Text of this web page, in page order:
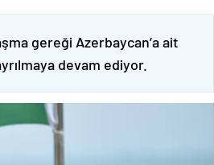
gereği Azerbaycan’a ait
devam ediyor.